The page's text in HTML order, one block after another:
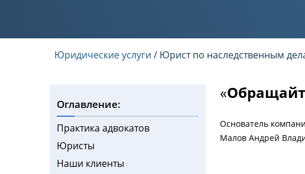
Юридические услуги / Юрист по наследственным
Оглавление:
Практика адвокатов
Юристы
Наши клиенты
«
Основатель
Малов Андрей